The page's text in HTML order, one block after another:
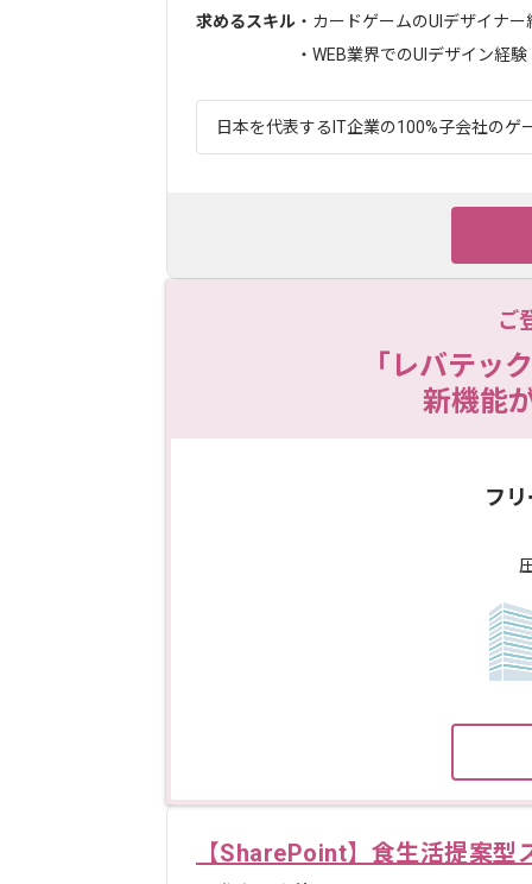
求めるスキル ・カードゲームのUIデザイナー
・WEB業界でのUIデザイン経験
日本を代表するIT企業の100%子会社のゲ
ご
「レバテッ
新機能
フ
【SharePoint】食生活提案